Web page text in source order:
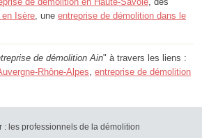
Isère , une entreprise de démolition dans le
de démolition Ain" à travers les liens :
Rhône-Alpes entreprise de démolition
: les professionnels de la démolition